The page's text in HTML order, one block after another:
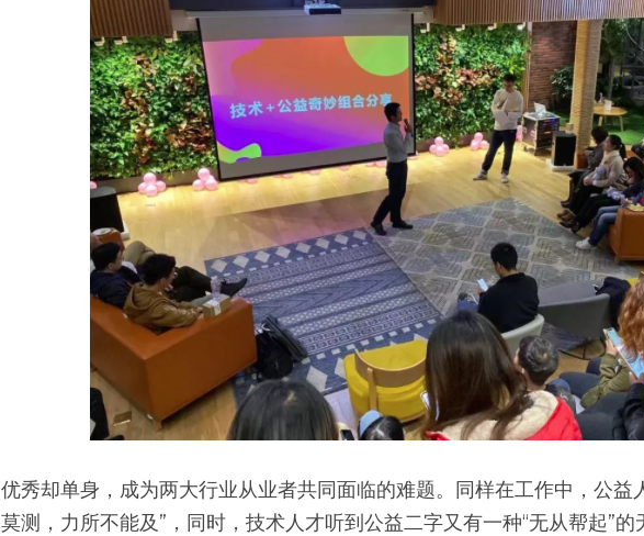
优秀却单身，成为两大行业从业者共同面临的难题。同样在工作中，公益
莫测，力所不能及”，同时，技术人才听到公益二字又有一种“无从帮起”